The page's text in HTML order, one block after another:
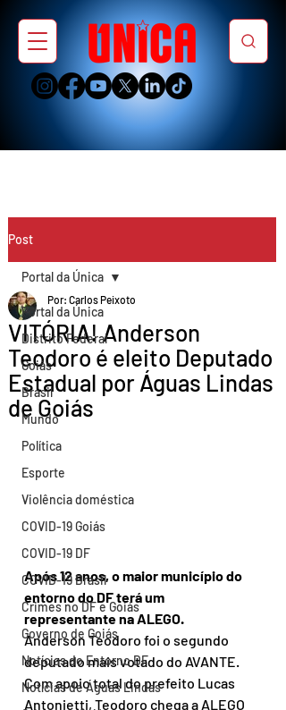
Post
Portal da Única
Distrito Federal
Goiás
Brasil
Mundo
Política
Esporte
Violência doméstica
COVID-19 Goiás
COVID-19 DF
COVID-19 Brasil
Crimes no DF e Goiás
Governo de Goiás
Notícias do Entorno DF
Notícias de Águas Lindas
Portal da Única
VITÓRIA! Anderson
Teodoro é eleito Deputado
Estadual por Águas Lindas
de Goiás
Por: Carlos Peixoto
Após 12 anos, o maior município do
entorno do DF terá um
representante na ALEGO.
Anderson Teodoro foi o segundo
deputado mais votado do AVANTE.
Com apoio total do prefeito Lucas
Antonietti, Teodoro chega a ALEGO